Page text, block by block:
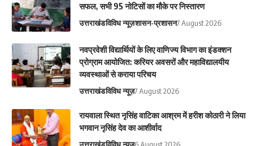
सफल, सभी 95 नोटिसों का मौके पर निस्तारण
उत्तराखंडविविध न्यूज़शासन-प्रशासन7 August 2026
नवप्रवेशी विद्यार्थियों के लिए वाणिज्य विभाग का इंडक्शन
प्रोग्राम आयोजित: करियर अवसरों और महाविद्यालयीय
व्यवस्थाओं से कराया परिचय
उत्तराखंडविविध न्यूज़7 August 2026
रायवाला स्थित नृसिंह वाटिका आश्रम में हरीश कोठारी ने लिया
भगवान नृसिंह देव का आशीर्वाद